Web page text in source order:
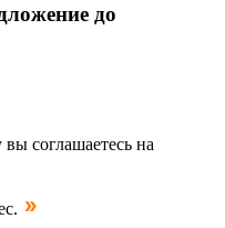
до
соглашаетесь на